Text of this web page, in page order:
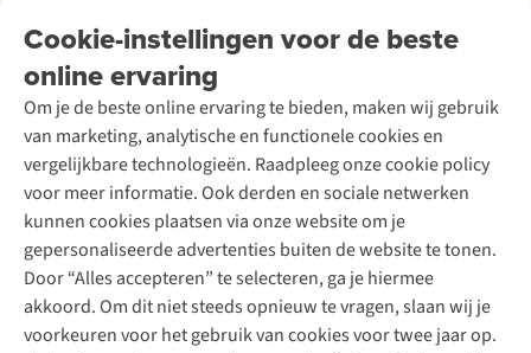
Cookie-instellingen voor de beste
online ervaring
Om je de beste online ervaring te bieden, maken wij gebruik
van marketing, analytische en functionele cookies en
vergelijkbare technologieën. Raadpleeg onze cookie policy
voor meer informatie. Ook derden en sociale netwerken
kunnen cookies plaatsen via onze website om je
gepersonaliseerde advertenties buiten de website te tonen.
Door “Alles accepteren” te selecteren, ga je hiermee
akkoord. Om dit niet steeds opnieuw te vragen, slaan wij je
voorkeuren voor het gebruik van cookies voor twee jaar op.
Garantie
Contact
Onze winkels
Over A.S.Adventure
Toegankelijkheidsverklaring
Ski-onderhoud
Wasservice
Schoenonderhoud
Schoenherstelling
Kledingherstelling
Retouches
Voor bedrijven
A.S.Magazine
Podcast
Explore Academy
Explore Camp
Gear Check
Inspiratie & advies
Meld je aan voor de nieuwsbrief
Follow us